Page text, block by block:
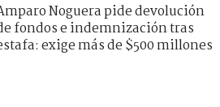
Noguera pide devolución
fondos e indemnización tras
exige más de $500 millones